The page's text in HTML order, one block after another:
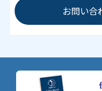
お問い合